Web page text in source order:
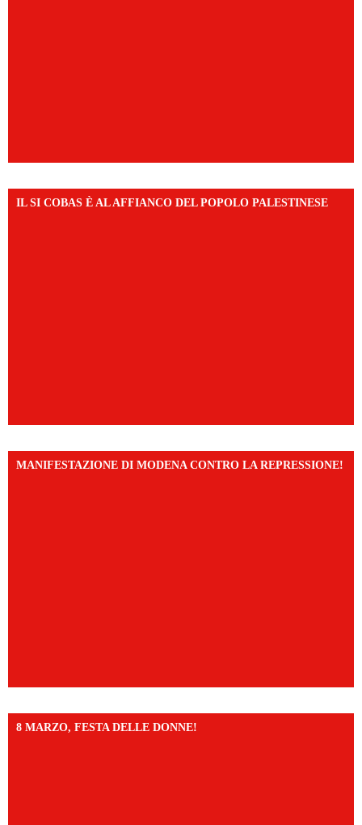
IL SI COBAS È AL AFFIANCO DEL POPOLO PALESTINESE
MANIFESTAZIONE DI MODENA CONTRO LA REPRESSIONE!
8 MARZO, FESTA DELLE DONNE!